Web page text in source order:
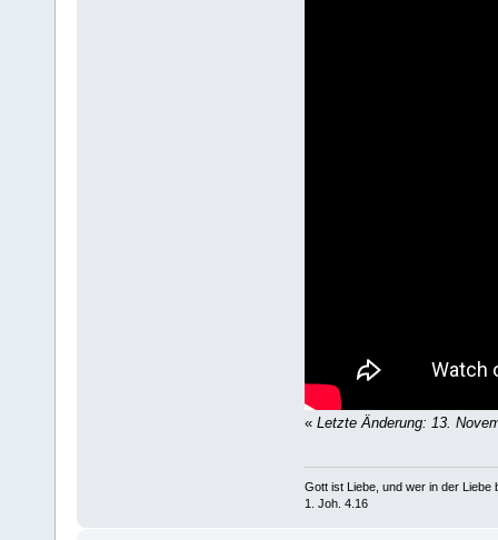
« Letzte Änderung: 13.
Gott ist Liebe, und wer in der Liebe
1. Joh. 4.16